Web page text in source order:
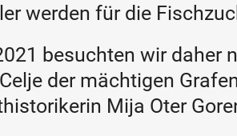
werden für die
besuchten wir daher
der mächtigen
Mija Oter